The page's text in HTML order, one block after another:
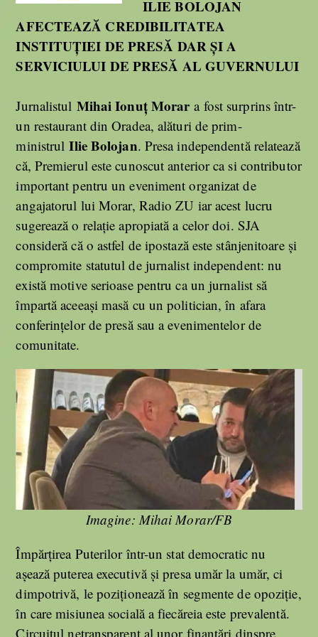
ILIE BOLOJAN
AFECTEAZĂ CREDIBILITATEA
INSTITUȚIEI DE PRESĂ DAR ȘI A
SERVICIULUI DE PRESĂ AL GUVERNULUI
Jurnalistul Mihai Ionuț Morara fost surprins într-
un restaurant din Oradea, alături de prim-
ministrul Ilie Bolojan. Presa independentă relatează
că, Premierul este cunoscut anterior ca si contributor
important pentru un eveniment organizat de
angajatorul lui Morar, Radio ZU iar acest lucru
sugerează o relație apropiată a celor doi. SJA
consideră că o astfel de ipostază este stânjenitoare și
compromite statutul de jurnalist independent: nu
există motive serioase pentru ca un jurnalist să
împartă aceeași masă cu un politician, în afara
conferințelor de presă sau a evenimentelor de
comunitate.
Imagine: Mihai Morar/FB
Împărțirea Puterilor într-un stat democratic nu
așează puterea executivă și presa umăr la umăr, ci
dimpotrivă, le poziționează în segmente de opoziție,
în care misiunea socială a fiecăreia este prevalentă.
Circuitul netransparent al unor finanțări dinspre